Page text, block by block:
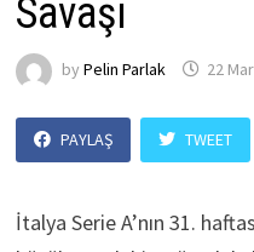
Savaşı
by Pelin Parlak 22
PAYLAŞ TWEET
İtalya Serie A’nın 31.